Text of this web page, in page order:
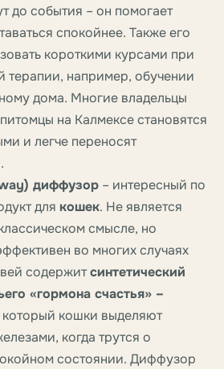
до события – он помогает
спокойнее. Также его
короткими курсами при
терапии, например, обучении
дома. Многие владельцы
на Калмексе становятся
и легче переносят
диффузор – интересный по
для кошек. Не является
смысле, но
во многих случаях
содержитсинтетический
«гормона счастья» –
который кошки выделяют
когда трутся о
состоянии. Диффузор